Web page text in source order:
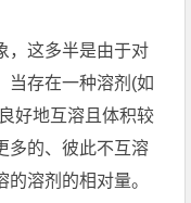
，这多半是由于对
当存在一种溶剂(如
好地互溶且体积较
多的、彼此不互溶
溶剂的相对量。